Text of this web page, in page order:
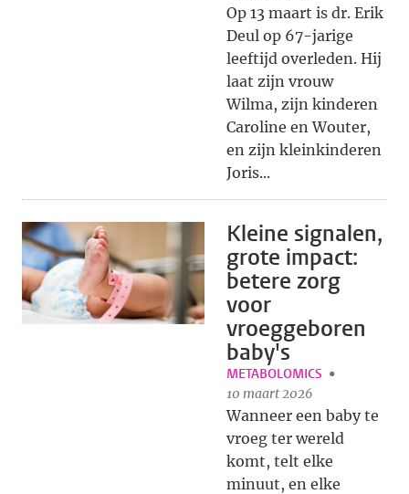
Op 13 maart is dr. Erik
Deul op 67-jarige
leeftijd overleden. Hij
laat zijn vrouw
Wilma, zijn kinderen
Caroline en Wouter,
en zijn kleinkinderen
Joris...
Kleine signalen,
grote impact:
betere zorg
voor
vroeggeboren
baby's
METABOLOMICS
10 maart 2026
Wanneer een baby te
vroeg ter wereld
komt, telt elke
minuut, en elke